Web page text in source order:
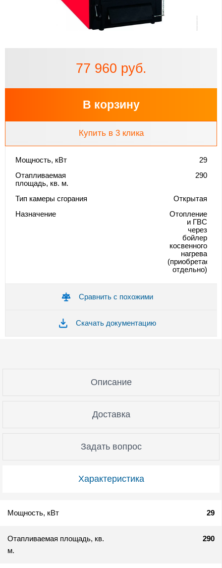
77 960 руб.
В корзину
Купить в 3 клика
Мощность, кВт
29
Отапливаемая
площадь, кв. м.
290
Тип камеры сгорания
Открытая
Назначение
Отопление
и ГВС
через
бойлер
косвенного
нагрева
(приобретается
отдельно)
Сравнить с похожими
Скачать документацию
Характеристика
Описание
Доставка
Задать вопрос
Мощность, кВт 29
Отапливаемая площадь, кв.
м.
290